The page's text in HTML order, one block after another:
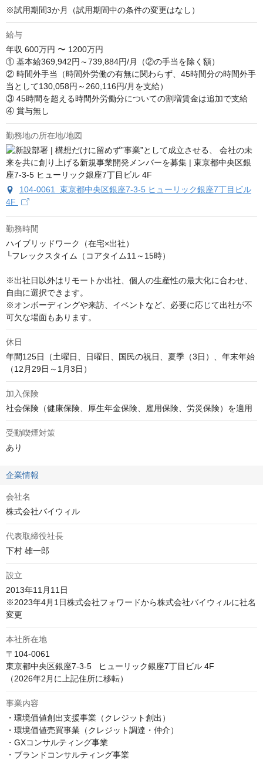
※試用期間3か月（試用期間中の条件の変更はなし）
給与
年収 600万円 〜 1200万円
① 基本給369,942円～739,884円/月（②の手当を除く額）
② 時間外手当（時間外労働の有無に関わらず、45時間分の時間外手
当として130,058円～260,116円/月を支給）
③ 45時間を超える時間外労働分についての割増賃金は追加で支給
④ 賞与無し
勤務地の所在地/地図
104-0061 東京都中央区銀座7‐3‐5 ヒューリック銀座7丁目ビル
4F
勤務時間
ハイブリッドワーク（在宅×出社）
└フレックスタイム（コアタイム11～15時）
※出社日以外はリモートか出社、個人の生産性の最大化に合わせ、
自由に選択できます。
※オンボーディングや来訪、イベントなど、必要に応じて出社が不
可欠な場面もあります。
休日
年間125日（土曜日、日曜日、国民の祝日、夏季（3日）、年末年始
（12月29日～1月3日）
加入保険
社会保険（健康保険、厚生年金保険、雇用保険、労災保険）を適用
受動喫煙対策
あり
企業情報
会社名
株式会社バイウィル
代表取締役社長
下村 雄一郎
設立
2013年11月11日
※2023年4月1日株式会社フォワードから株式会社バイウィルに社名
変更
本社所在地
〒104-0061
東京都中央区銀座7‐3‐5   ヒューリック銀座7丁目ビル 4F
（2026年2月に上記住所に移転）
事業内容
・環境価値創出支援事業（クレジット創出）
・環境価値売買事業（クレジット調達・仲介）
・GXコンサルティング事業
・ブランドコンサルティング事業